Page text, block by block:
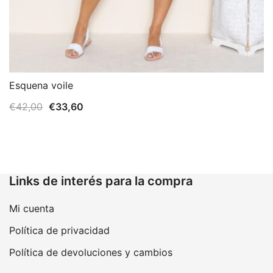
Esquena voile
€42,00 El
€33,60
Links de interés para la compra
Mi cuenta
Política de privacidad
Política de devoluciones y cambios